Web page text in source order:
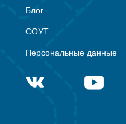
Блог
СОУТ
Персональные данные